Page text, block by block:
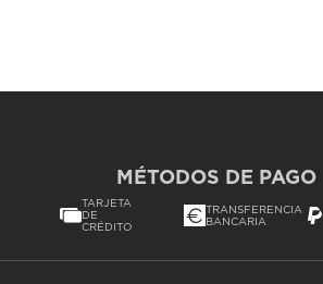
MÉTODOS DE PAGO
TARJETA
DE
CRÉDITO
TRANSFERENCIA
BANCARIA